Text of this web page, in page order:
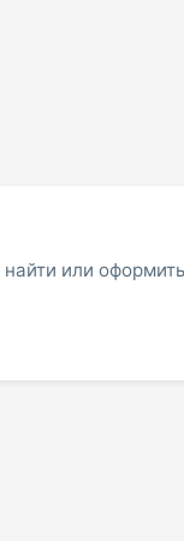
или